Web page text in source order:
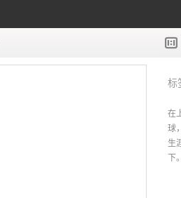
标
在
球
生
下。